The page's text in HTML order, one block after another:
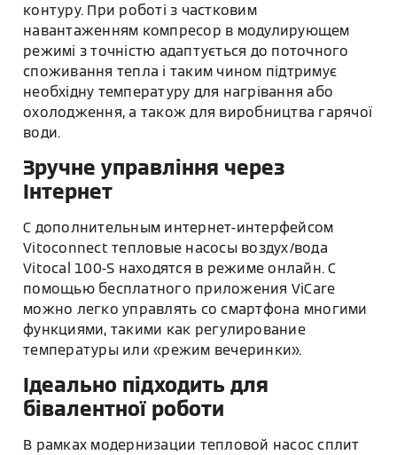
контуру. При роботі з частковим
навантаженням компресор в модулирующем
режимі з точністю адаптується до поточного
споживання тепла і таким чином підтримує
необхідну температуру для нагрівання або
охолодження, а також для виробництва гарячої
води.
Зручне управління через
Інтернет
С дополнительным интернет-интерфейсом
Vitoconnect тепловые насосы воздух/вода
Vitocal 100-S находятся в режиме онлайн. С
помощью бесплатного приложения ViCare
можно легко управлять со смартфона многими
функциями, такими как регулирование
температуры или «режим вечеринки».
Ідеально підходить для
бівалентної роботи
В рамках модернизации тепловой насос сплит